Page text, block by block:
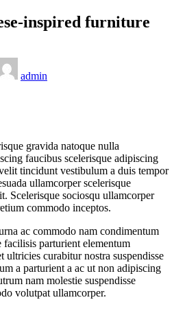
inspired furniture
admin
gravida natoque nulla
faucibus scelerisque adipiscing
tincidunt vestibulum a duis tempor
ullamcorper scelerisque
Scelerisque sociosqu ullamcorper
commodo inceptos.
ac commodo nam condimentum
facilisis parturient elementum
ultricies curabitur nostra suspendisse
a parturient a ac ut non adipiscing
nam molestie suspendisse
volutpat ullamcorper.